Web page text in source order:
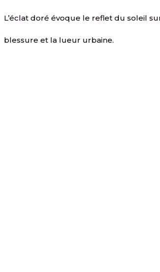
L’éclat doré évoque le reflet du soleil
blessure et la lueur urbaine.